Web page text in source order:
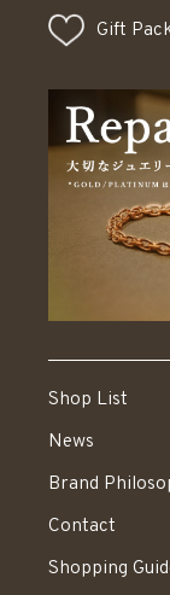
Gift
Shop List
News
Brand
Contact
Shopping